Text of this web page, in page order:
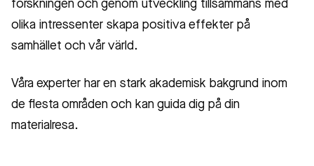
forskningen och genom utveckling tillsammans med
olika intressenter skapa positiva effekter på
samhället och vår värld.
Våra experter har en stark akademisk bakgrund inom
de flesta områden och kan guida dig på din
materialresa.